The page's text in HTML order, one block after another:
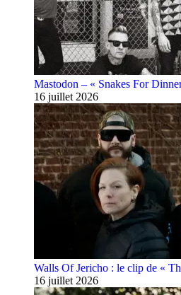
Mastodon – « Snakes For
16 juillet 2026
Walls Of Jericho : le clip de «
16 juillet 2026